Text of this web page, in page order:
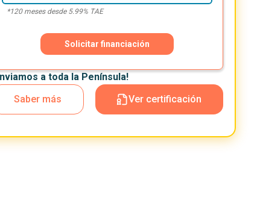
*120meses desde 5.99% TAE
Solicitar financiación
a toda la Península!
Saber más
Ver certificación